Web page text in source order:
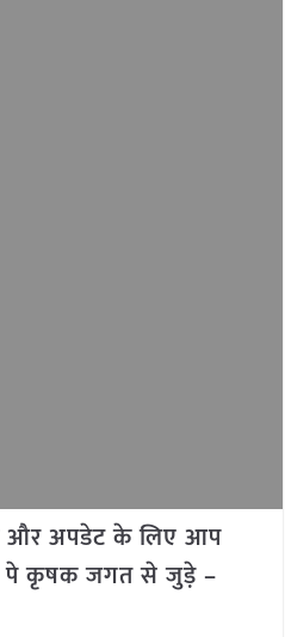
और अपडेट के लिए आप
पे कृषक जगत से जुड़े –